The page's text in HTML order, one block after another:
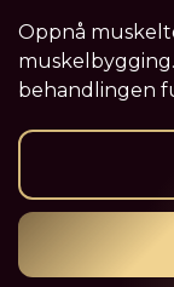
Oppnå
behandlingen